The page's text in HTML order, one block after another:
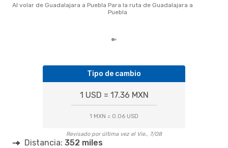
Al volar de Guadalajara a Puebla Para la ruta de Guadalajara a
Puebla
Tipo de cambio
1 USD = 17.36 MXN
1 MXN = 0.06 USD
Revisado por última vez el Vie., 7/08
Distancia: 352 miles